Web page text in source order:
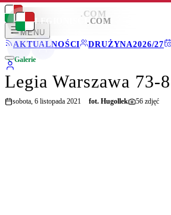
LEGIONISCI .COM
MENU
AKTUALNOŚCI
DRUŻYNA2026/27
LEGIONISCI .COM
Galerie
Legia Warszawa 73-
sobota, 6 listopada 2021 fot. Hugollek 56 zdjęć